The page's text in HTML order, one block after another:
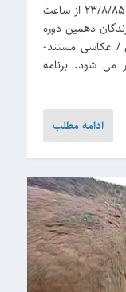
همایش عکاسی معاصر ایران در روز سه شنبه 23/8/85 از ساعت
دهمین دوره
/ عکاسی مستند-
می شود. برنامه
ادامه مطلب